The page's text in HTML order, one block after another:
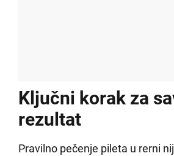
Ključni korak za
rezultat
Pravilno pečenje pileta u rerni